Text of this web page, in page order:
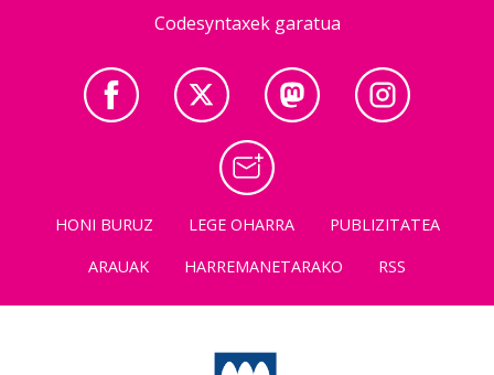
Codesyntaxek garatua
HONI BURUZ LEGE OHARRA
PUBLIZITATEA
ARAUAK
HARREMANETARAKO RSS